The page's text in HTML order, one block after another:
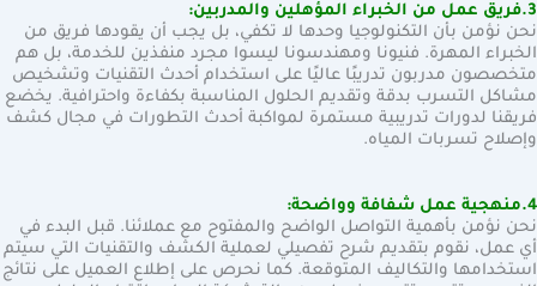
3.فريق عمل من الخبراء المؤهلين والمدربين:
نحن نؤمن بأن التكنولوجيا وحدها لا تكفي، بل يجب أن يقودها فريق من
الخبراء المهرة. فنيونا ومهندسونا ليسوا مجرد منفذين للخدمة، بل هم
متخصصون مدربون تدريبًا عاليًا على استخدام أحدث التقنيات وتشخيص
مشاكل التسرب بدقة وتقديم الحلول المناسبة بكفاءة واحترافية. يخضع
فريقنا لدورات تدريبية مستمرة لمواكبة أحدث التطورات في مجال كشف
وإصلاح تسربات المياه.
4.منهجية عمل شفافة وواضحة:
نحن نؤمن بأهمية التواصل الواضح والمفتوح مع عملائنا. قبل البدء في
أي عمل، نقوم بتقديم شرح تفصيلي لعملية الكشف والتقنيات التي سيتم
استخدامها والتكاليف المتوقعة. كما نحرص على إطلاع العميل على نتائج